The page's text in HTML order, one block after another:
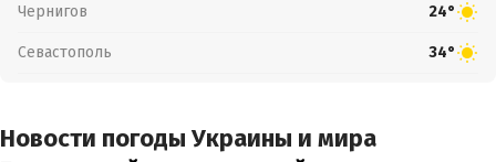
Чернигов 24°
Севастополь 34°
Новости погоды Украины и мира